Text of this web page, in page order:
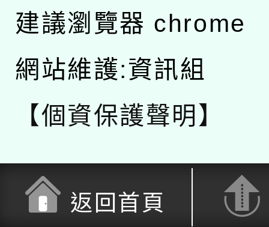
建議瀏覽器 chrome
網站維護:資訊組
【個資保護聲明】
返回首頁